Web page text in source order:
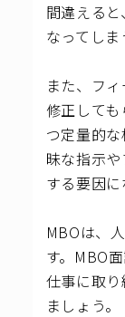
間違える
なってしま
また、フ
修正して
つ定量的
昧な指示
する要因に
MBOは、
す。MBO
仕事に取
ましょう。